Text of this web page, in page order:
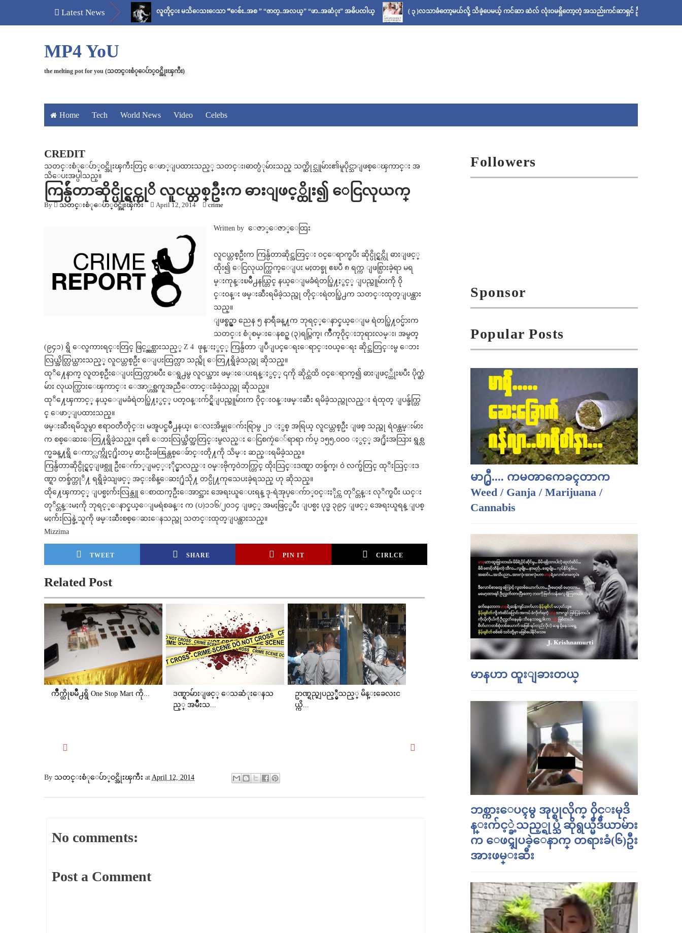
Latest News
မန်ကျည်းချဉ် သိပ်နည်း လူတိုင္း မသိေသးေသာ “ေစ်း..အစ ” “ဇာတ္..အလယ္” “ဖာ..အဆံုး” အဓိပၸါယ္ ( ၃ )လသာခံတော့မယ်လို့ သိခဲ့ပေမယ့် ကင်ဆာ ဆဲလ် လုံးဝမရှိတော့တဲ့ အသည်းကင်ဆာရှင် ဦးစိုးသန်းရဲ့ ဆေးနည်း
MP4 YoU
the melting pot for you (သတင္းစံုေပ်ာ္၀င္အိုးၾကီး)
Home Tech World News Video Celebs
CREDIT
သတင္းစံုေပ်ာ္၀င္အိုးၾကီးတြင္ ေဖာ္ျပထားသည့္ သတင္း၊ဓာတ္ပံုမ်ားသည္ သက္ဆိုင္သူမ်ား၏မူပိုင္သာျဖစ္ေၾကာင္း အ
သိေပးအပ္ပါသည္။
ကြန္ပ်ဴတာဆိုင္ပိုင္ရွင္ကုိ လူငယ္တစ္ဦးက ဓားျဖင့္ထိုး၍ ေငြလုယက္
By သတင္းစံုေပ်ာ္၀င္အိုးၾကီး April 12, 2014 crime
Written by ေဇာ္ေဇာ္ေထြး
လူငယ္တစ္ဦးက ကြန္ပ်ဴတာဆိုင္အတြင္း ၀င္ေရာက္ၿပီး ဆိုင္ပိုင္ရွင္ကို ဓားျဖင့္
ထိုး၍ ေငြလုယက္ထြက္ေျပး မႈတစ္ခု ဧၿပီ ၈ ရက္က ျဖစ္ပြားခဲ့ရာ မရ
မ္းကုန္းၿမိဳ႕နယ္တြင္ နယ္ေျမခံရဲတပ္ဖြဲ႔ႏွင့္ ျပည္သူမ်ားကို ၀ို
င္း၀န္း ဖမ္းဆီးရမိခဲ့သည္ဟု တိုင္းရဲတပ္ဖြဲ႕က သတင္းထုတ္ျပန္ထား
သည္။
ျဖစ္စဥ္မွာ ညေန ၅ နာရီခန္႔က ဘုရင့္ေနာင္နယ္ေျမ ရဲတပ္ဖြဲ႔၀င္မ်ားက
သတင္း စံုစမ္းေနစဥ္ (၃)ရပ္ကြက္၊ က်ဳိက္၀ိုင္းဘုရားလမ္း၊ အမွတ္
(၉၄၁) ရွိ ေလွကားရင္းတြင္ ဖြင့္လွစ္ထားသည့္ Z 4 ဖုန္းႏွင့္ ကြန္ပ်ဴတာ ျပဳျပင္ေရးေရာင္း၀ယ္ေရး ဆိုင္အတြင္းမွ ေဘး
လြယ္အိတ္လြယ္ထားသည့္ လူငယ္တစ္ဦး ေျပးထြက္လာ သည္ကို ေတြ႔ရွိခဲ့သည္ဟု ဆိုသည္။
ထုိ႔ေနာက္ လူတစ္ဦးေျပးထြက္လာၿပီး ေရွ႕မွ လူငယ္အား ဖမ္းေပးရန္ႏွင့္ ၎ကို ဆိုင္ထဲထိ ၀င္ေရာက္၍ ဓားျဖင့္ထိုးၿပီး ပိုက္ဆံ
မ်ား လုယက္သြားေၾကာင္း ေအာ္ဟစ္အကူအညီေတာင္းခံခဲ့သည္ဟု ဆိုသည္။
ထုိ႔ေၾကာင့္ နယ္ေျမခံရဲတပ္ဖြဲ႔ႏွင့္ ပတ္၀န္းက်င္ရွိျပည္သူမ်ားက ၀ိုင္း၀န္းဖမ္းဆီး ရမိခဲ့သည္ဟုလည္း ရဲထုတ္ ျပန္ခ်က္တြ
င္ ေဖာ္ျပထားသည္။
ဖမ္းဆီးရမိသူမွာ ဧရာ၀တီတိုင္း၊ မအူပင္ၿမိဳ႕နယ္၊ ေလးအိမ္စုေက်းရြာမွ ၂၁ ႏွစ္ အရြယ္ လူငယ္တစ္ဦး ျဖစ္ သည္ဟု ရဲ၀န္ထမ္းမ်ား
က စစ္ေဆးေတြ႔ရွိခဲ့သည္။ ၎၏ ေဘးလြယ္အိတ္အတြင္းမွလည္း ေငြစကၠဴေ်ရာရာ က်ပ္ ၁၅၅,၀၀၀ ႏွင့္ အ႐ိုးအသြား ရွစ္လ
က္မခန္႔ရွိ ေကာ္လက္ကိုင္႐ိုးတပ္ ဓားဦးခၽြန္တစ္ေခ်ာင္းတို႔ကို သိမ္း ဆည္းရမိခဲ့သည္။
ကြန္ပ်ဴတာဆိုင္ပိုင္ရွင္ျဖစ္သူ ဦးေက်ာ္ျမင့္ႏိုင္မွာလည္း ၀မ္းဗိုက္၀ဲဘက္တြင္ ထိုးသြင္းဒဏ္ရာ တစ္ခ်က္၊ ၀ဲ လက္ဖ်ံတြင္ ထုိးသြင္းဒ
ဏ္ရာ တစ္ခ်က္တုိ႔ ရရွိခဲ့သျဖင့္ အင္းစိန္ေဆး႐ုံသို႔ တင္ပို႔ကုသေပးခဲ့ရသည္ ဟု ဆိုသည္။
ထို႔ေၾကာင့္ ျပစ္မႈက်ဴးလြန္သူ ေစာထက္ဦးေအာင္အား အေရးယူေပးရန္ ဒု-ရဲအုပ္ေက်ာ္၀င္းႏိုင္က တုိင္တန္း လုိက္ၿပီး ယင္း
တုိင္တန္းမႈကို ဘုရင့္ေနာင္နယ္ေျမရဲစခန္း က (ပ)၁၁၆/၂၀၁၄ ျဖင့္ အမႈဖြင့္ၿပီး ျပစ္မႈ ပုဒ္မ ၃၉၄ ျဖင့္ အေရးယူရန္ ျပစ္
မႈက်ဴးလြန္ခဲ့သူကို ဖမ္းဆီးစစ္ေဆးေနသည္ဟု သတင္းထုတ္ျပန္ထားသည္။
Mizzima
TWEET SHARE PIN IT CIRLCE
Related Post
က်ိဳက္ထိုၿမိဳ႕ရွိ One Stop Mart ကို...
ဒဏ္ရာမ်ားျဖင့္ ေသဆံုးေနသ
ည့္ အမ်ိဳးသ...
ဥာဏ္ရည္မျပည့္မွီသည့္ မိန္းခေလးင
ယ္ကိ...
By သတင္းစံုေပ်ာ္၀င္အိုးၾကီး at April 12, 2014
No comments:
Post a Comment
Followers
Sponsor
Popular Posts
မာ႐ွီ.... ကမၻာကေခၚတာက
Weed / Ganja / Marijuana /
Cannabis
မာနဟာ ထူးျခားတယ္
ဘစ္ကားေပၚမွ အုပ္စုလိုက္ ၀ိုင္းမုဒိ
န္းက်င့္ခဲ့သည့္ရုပ္သံ ဆိုရွယ္မီဒီယာမ်ား
က ေဖၚျပခဲ့ေနာက္ တရားခံ(၆)ဦး
အားဖမ္းဆီး